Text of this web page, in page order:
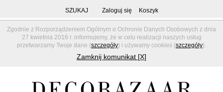
Zgodnie z Rozporządzeniem Ogólnym o Ochronie Danych Osobowych z dnia
27 kwietnia 2016 r. informujemy, że w celu realizacji naszych usług
przetwarzamy Twoje dane (szczegóły) i używamy cookies (szczegóły).
Zamknij komunikat [X]
SZUKAJ Zaloguj się Koszyk